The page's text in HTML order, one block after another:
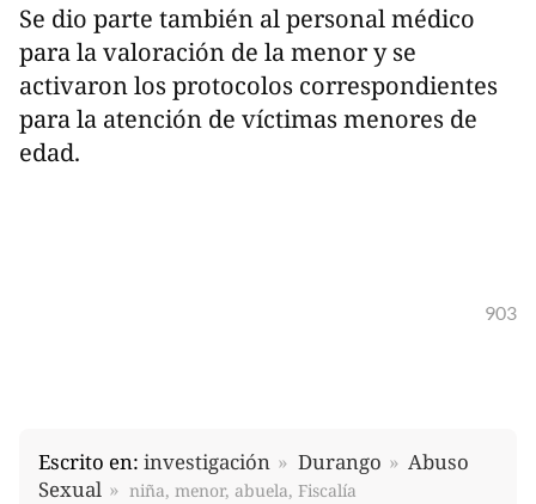
Se dio parte también al personal médico
para la valoración de la menor y se
activaron los protocolos correspondientes
para la atención de víctimas menores de
edad.
903
Escrito en: investigación Durango
Abuso
Sexual
niña, menor, abuela, Fiscalía